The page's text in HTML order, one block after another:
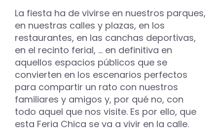
Estébanez,
científica,
investigadora
y
Fundadora
de
Médicos
del
Mundo
en
España
La fiesta ha de vivirse en nuestros parques,
en nuestras calles y plazas, en los
restaurantes, en las canchas deportivas,
en el recinto ferial, … en definitiva en
aquellos espacios públicos que se
convierten en los escenarios perfectos
para compartir un rato con nuestros
familiares y amigos y, por qué no, con
todo aquel que nos visite. Es por ello, que
esta Feria Chica se va a vivir en la calle.